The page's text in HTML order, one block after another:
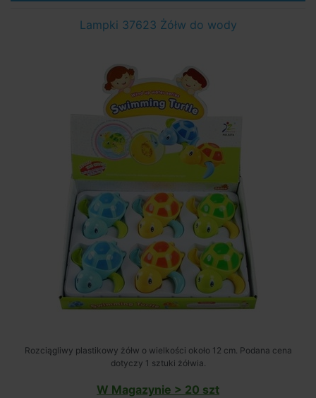
Lampki 37623 Żółw do wody
Rozciągliwy plastikowy żółw o wielkości około 12 cm. Podana cena
dotyczy 1 sztuki żółwia.
W Magazynie > 20 szt